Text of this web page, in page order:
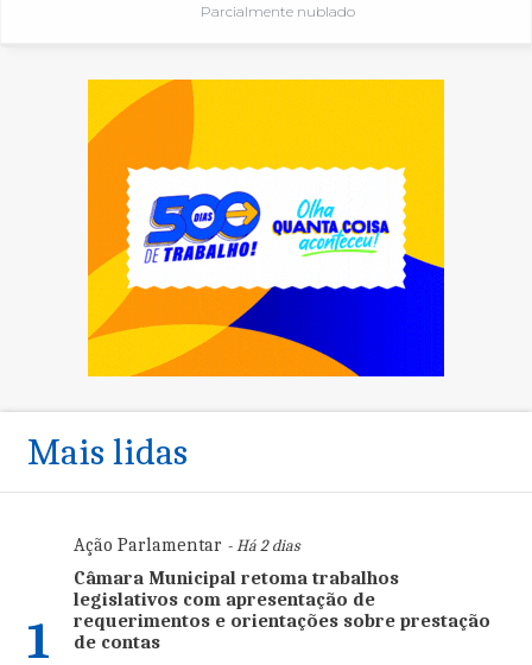
Parcialmente nublado
Mais lidas
1
Ação Parlamentar - Há 2 dias
Câmara Municipal retoma trabalhos
legislativos com apresentação de
requerimentos e orientações sobre prestação
de contas